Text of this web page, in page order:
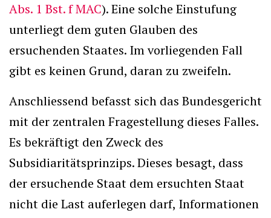
Abs. 1 Bst. f MAC). Eine solche Einstufung
unterliegt dem guten Glauben des
ersuchenden Staates. Im vorliegenden Fall
gibt es keinen Grund, daran zu zweifeln.
Anschliessend befasst sich das Bundesgericht
mit der zentralen Fragestellung dieses Falles.
Es bekräftigt den Zweck des
Subsidiaritätsprinzips. Dieses besagt, dass
der ersuchende Staat dem ersuchten Staat
nicht die Last auferlegen darf, Informationen